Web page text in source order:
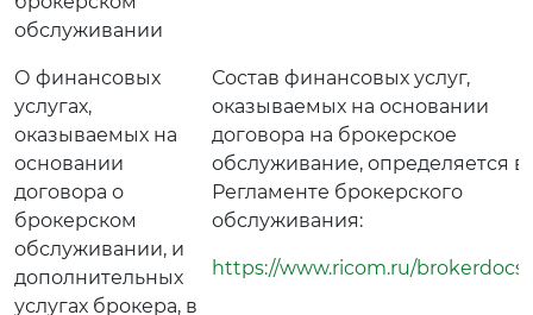
обслуживании
О финансовых
услугах,
оказываемых на
основании
договора о
брокерском
обслуживании, и
дополнительных
услугах брокера, в
Состав финансовых услуг,
оказываемых на основании
договора на брокерское
обслуживание, определяется в
Регламенте брокерского
обслуживания:
https://www.ricom.ru/brokerdocs/